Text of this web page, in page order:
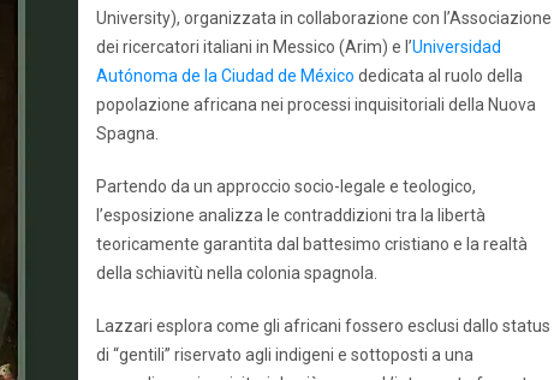
University), organizzata in collaborazione con l’Associazione
dei ricercatori italiani in Messico (Arim) e l’Universidad
Autónoma de la Ciudad de México dedicata al ruolo della
popolazione africana nei processi inquisitoriali della Nuova
Spagna.
Partendo da un approccio socio-legale e teologico,
l’esposizione analizza le contraddizioni tra la libertà
teoricamente garantita dal battesimo cristiano e la realtà
della schiavitù nella colonia spagnola.
Lazzari esplora come gli africani fossero esclusi dallo status
di “gentili” riservato agli indigeni e sottoposti a una